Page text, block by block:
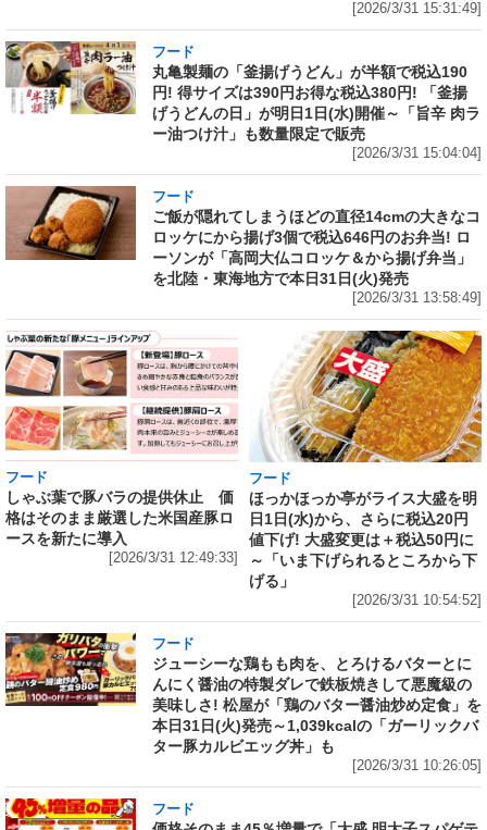
[2026/3/31 15:31:49]
フード
丸亀製麺の「釜揚げうどん」が半額で税込190
円! 得サイズは390円お得な税込380円! 「釜揚
げうどんの日」が明日1日(水)開催～「旨辛 肉ラ
ー油つけ汁」も数量限定で販売
[2026/3/31 15:04:04]
フード
ご飯が隠れてしまうほどの直径14cmの大きなコ
ロッケにから揚げ3個で税込646円のお弁当! ロ
ーソンが「高岡大仏コロッケ＆から揚げ弁当」
を北陸・東海地方で本日31日(火)発売
[2026/3/31 13:58:49]
フード
しゃぶ葉で豚バラの提供休止 価
格はそのまま厳選した米国産豚ロ
ースを新たに導入
[2026/3/31 12:49:33]
フード
ほっかほっか亭がライス大盛を明
日1日(水)から、さらに税込20円
値下げ! 大盛変更は＋税込50円に
～「いま下げられるところから下
げる」
[2026/3/31 10:54:52]
フード
ジューシーな鶏もも肉を、とろけるバターとに
んにく醤油の特製ダレで鉄板焼きして悪魔級の
美味しさ! 松屋が「鶏のバター醤油炒め定食」を
本日31日(火)発売～1,039kcalの「ガーリックバ
ター豚カルビエッグ丼」も
[2026/3/31 10:26:05]
フード